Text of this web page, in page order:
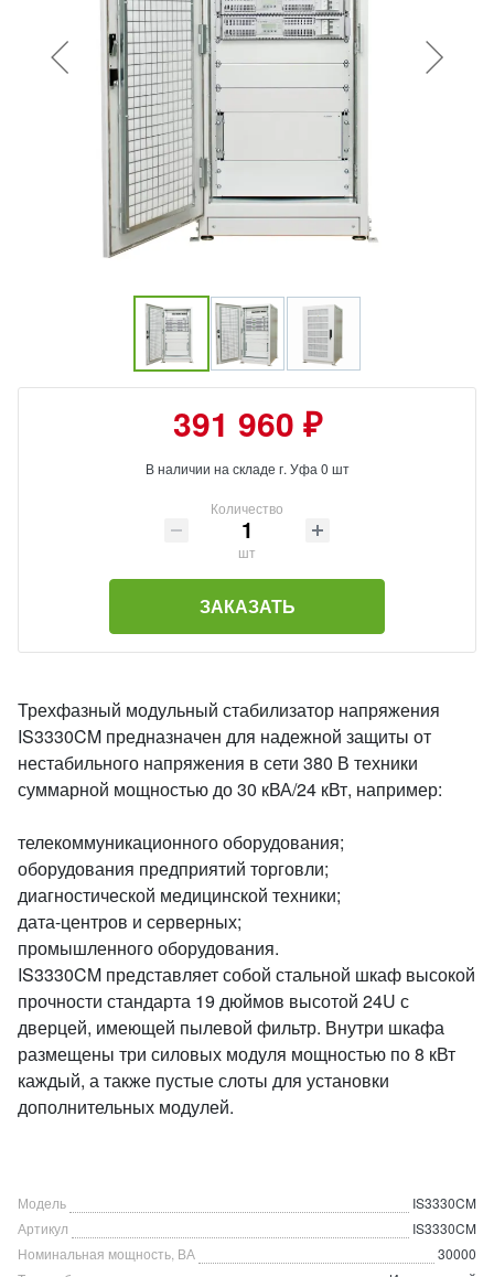
391 960 ₽
В наличии на складе г. Уфа 0 шт
Количество
шт
ЗАКАЗАТЬ
Трехфазный модульный стабилизатор напряжения
IS3330CM предназначен для надежной защиты от
нестабильного напряжения в сети 380 В техники
суммарной мощностью до 30 кВА/24 кВт, например:
телекоммуникационного оборудования;
оборудования предприятий торговли;
диагностической медицинской техники;
дата-центров и серверных;
промышленного оборудования.
IS3330CM представляет собой стальной шкаф высокой
прочности стандарта 19 дюймов высотой 24U с
дверцей, имеющей пылевой фильтр. Внутри шкафа
размещены три силовых модуля мощностью по 8 кВт
каждый, а также пустые слоты для установки
дополнительных модулей.
Модель
IS3330CM
Артикул
IS3330CM
Номинальная мощность, ВА
30000